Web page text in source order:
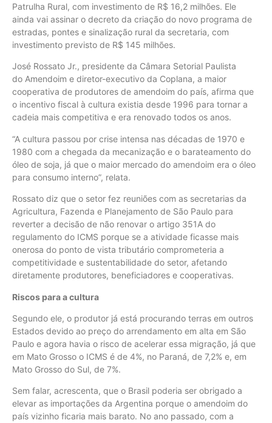
Patrulha Rural, com investimento de R$ 16,2 milhões. Ele
ainda vai assinar o decreto da criação do novo programa de
estradas, pontes e sinalização rural da secretaria, com
investimento previsto de R$ 145 milhões.
José Rossato Jr., presidente da Câmara Setorial Paulista
do Amendoim e diretor-executivo da Coplana, a maior
cooperativa de produtores de amendoim do país, afirma que
o incentivo fiscal à cultura existia desde 1996 para tornar a
cadeia mais competitiva e era renovado todos os anos.
“A cultura passou por crise intensa nas décadas de 1970 e
1980 com a chegada da mecanização e o barateamento do
óleo de soja, já que o maior mercado do amendoim era o óleo
para consumo interno”, relata.
Rossato diz que o setor fez reuniões com as secretarias da
Agricultura, Fazenda e Planejamento de São Paulo para
reverter a decisão de não renovar o artigo 351A do
regulamento do ICMS porque se a atividade ficasse mais
onerosa do ponto de vista tributário comprometeria a
competitividade e sustentabilidade do setor, afetando
diretamente produtores, beneficiadores e cooperativas.
Riscos para a cultura
Segundo ele, o produtor já está procurando terras em outros
Estados devido ao preço do arrendamento em alta em São
Paulo e agora havia o risco de acelerar essa migração, já que
em Mato Grosso o ICMS é de 4%, no Paraná, de 7,2% e, em
Mato Grosso do Sul, de 7%.
Sem falar, acrescenta, que o Brasil poderia ser obrigado a
elevar as importações da Argentina porque o amendoim do
país vizinho ficaria mais barato. No ano passado, com a